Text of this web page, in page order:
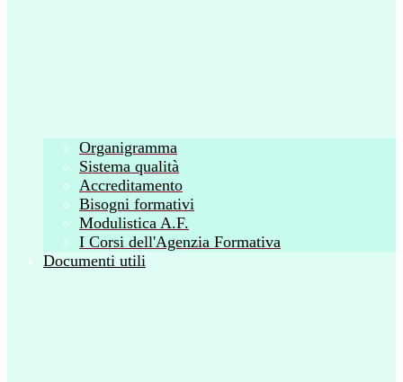
Organigramma
Sistema qualità
Accreditamento
Bisogni formativi
Modulistica A.F.
I Corsi dell'Agenzia Formativa
Documenti utili